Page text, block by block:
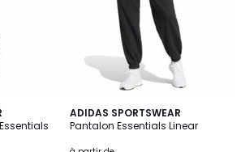
ADIDAS SPORTSWEAR
Pantalon Essentials Linear
5
/